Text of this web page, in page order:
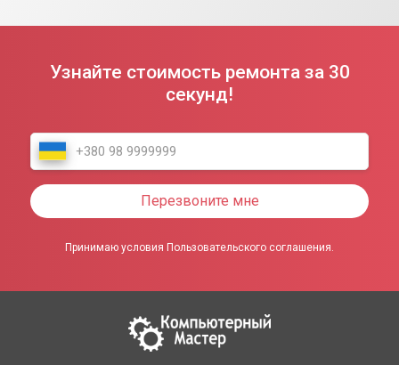
Узнайте стоимость ремонта за 30
секунд!
Перезвоните мне
Принимаю условия Пользовательского соглашения.